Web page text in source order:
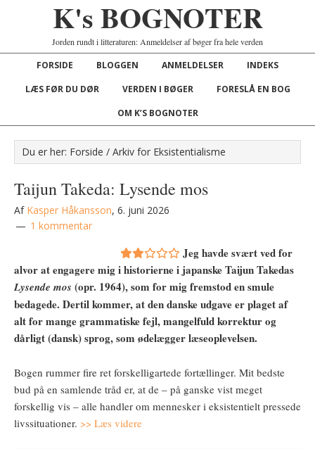
K's BOGNOTER
Jorden rundt i litteraturen: Anmeldelser af bøger fra hele verden
FORSIDE BLOGGEN ANMELDELSER
INDEKS
LÆS FØR DU DØR
VERDEN I BØGER
FORESLÅ EN BOG
OM K’S BOGNOTER
Du er her: Forside / Arkiv for Eksistentialisme
Taijun Takeda: Lysende mos
Af Kasper Håkansson, 6. juni 2026
1 kommentar
Jeg havde svært ved for
alvor at engagere mig i historierne i japanske Taijun Takedas
Lysende mos (opr. 1964), som for mig fremstod en smule
bedagede. Dertil kommer, at den danske udgave er plaget af
alt for mange grammatiske fejl, mangelfuld korrektur og
dårligt (dansk) sprog, som ødelægger læseoplevelsen.
Bogen rummer fire ret forskelligartede fortællinger. Mit bedste
bud på en samlende tråd er, at de – på ganske vist meget
forskellig vis – alle handler om mennesker i eksistentielt pressede
livssituationer. >> Læs videre